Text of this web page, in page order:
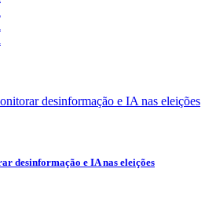
desinformação e IA nas eleições